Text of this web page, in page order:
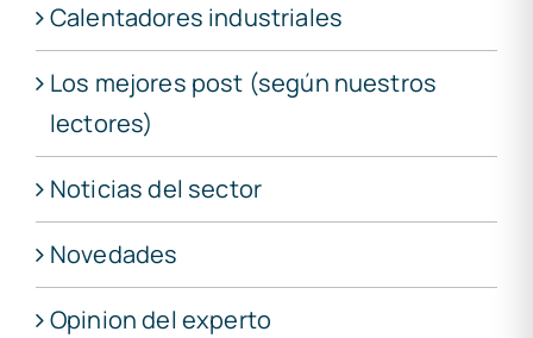
Calentadores industriales
Los mejores post (según nuestros
lectores)
Noticias del sector
Novedades
Opinion del experto